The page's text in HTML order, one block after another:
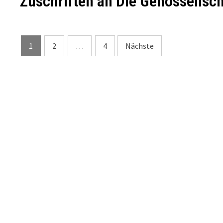
Seitennummerierung
1 2 … 4 Nächste